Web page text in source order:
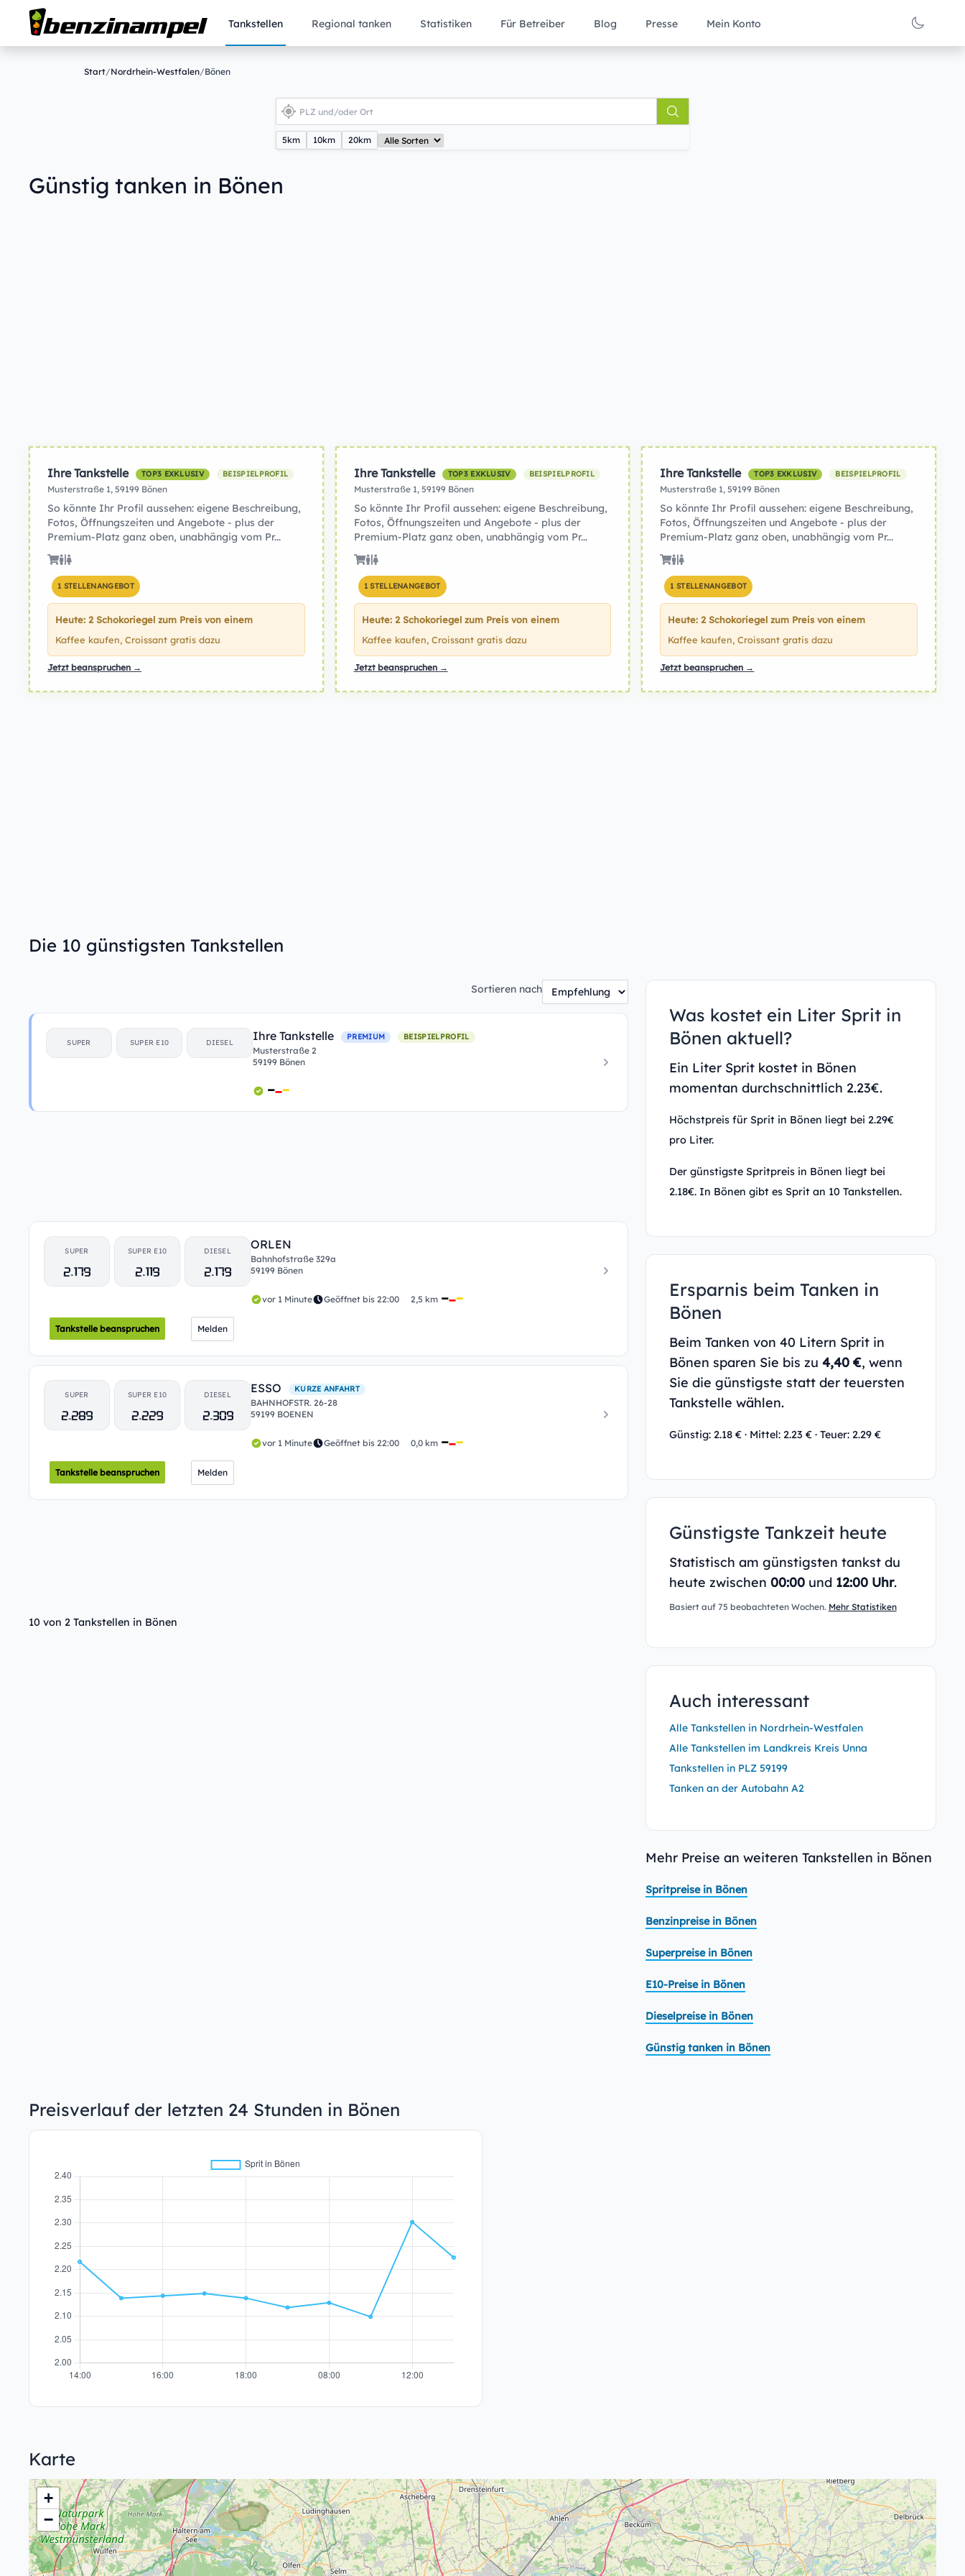
Tankstellen Regional tanken Statistiken Für Betreiber Blog Presse Mein Konto
Start/Nordrhein-Westfalen/Bönen
5km 10km 20km
Günstig tanken in Bönen
Ihre Tankstelle TOP3 EXKLUSIV BEISPIELPROFIL
Musterstraße 1, 59199 Bönen
So könnte Ihr Profil aussehen: eigene Beschreibung,
Fotos, Öffnungszeiten und Angebote - plus der
Premium-Platz ganz oben, unabhängig vom Pr...
1 STELLENANGEBOT
Heute: 2 Schokoriegel zum Preis von einem
Kaffee kaufen, Croissant gratis dazu
Jetzt beanspruchen →
Ihre Tankstelle TOP3 EXKLUSIV BEISPIELPROFIL
Musterstraße 1, 59199 Bönen
So könnte Ihr Profil aussehen: eigene Beschreibung,
Fotos, Öffnungszeiten und Angebote - plus der
Premium-Platz ganz oben, unabhängig vom Pr...
1 STELLENANGEBOT
Heute: 2 Schokoriegel zum Preis von einem
Kaffee kaufen, Croissant gratis dazu
Jetzt beanspruchen →
Ihre Tankstelle TOP3 EXKLUSIV BEISPIELPROFIL
Musterstraße 1, 59199 Bönen
So könnte Ihr Profil aussehen: eigene Beschreibung,
Fotos, Öffnungszeiten und Angebote - plus der
Premium-Platz ganz oben, unabhängig vom Pr...
1 STELLENANGEBOT
Heute: 2 Schokoriegel zum Preis von einem
Kaffee kaufen, Croissant gratis dazu
Jetzt beanspruchen →
Die 10 günstigsten Tankstellen
Sortieren nach
SUPER SUPER E10 DIESEL Ihre Tankstelle PREMIUM BEISPIELPROFIL
Musterstraße 2
59199 Bönen
SUPER
2.179
SUPER E10
2.119
DIESEL
2.179
ORLEN
Bahnhofstraße 329a
59199 Bönen
vor 1 Minute Geöffnet bis 22:00 2,5 km
Tankstelle beanspruchen Melden
SUPER
2.289
SUPER E10
2.229
DIESEL
2.309
ESSO KURZE ANFAHRT
BAHNHOFSTR. 26-28
59199 BOENEN
vor 1 Minute Geöffnet bis 22:00 0,0 km
Tankstelle beanspruchen Melden
10 von 2 Tankstellen in Bönen
Was kostet ein Liter Sprit in
Bönen aktuell?
Ein Liter Sprit kostet in Bönen
momentan durchschnittlich 2.23€.
Höchstpreis für Sprit in Bönen liegt bei 2.29€
pro Liter.
Der günstigste Spritpreis in Bönen liegt bei
2.18€. In Bönen gibt es Sprit an 10 Tankstellen.
Ersparnis beim Tanken in
Bönen
Beim Tanken von 40 Litern Sprit in
Bönen sparen Sie bis zu 4,40 €, wenn
Sie die günstigste statt der teuersten
Tankstelle wählen.
Günstig: 2.18 € · Mittel: 2.23 € · Teuer: 2.29 €
Günstigste Tankzeit heute
Statistisch am günstigsten tankst du
heute zwischen 00:00und 12:00 Uhr.
Basiert auf 75 beobachteten Wochen. Mehr Statistiken
Auch interessant
Alle Tankstellen in Nordrhein-Westfalen
Alle Tankstellen im Landkreis Kreis Unna
Tankstellen in PLZ 59199
Tanken an der Autobahn A2
Mehr Preise an weiteren Tankstellen in Bönen
Spritpreise in Bönen
Benzinpreise in Bönen
Superpreise in Bönen
E10-Preise in Bönen
Dieselpreise in Bönen
Günstig tanken in Bönen
Preisverlauf der letzten 24 Stunden in Bönen
Karte
+
−